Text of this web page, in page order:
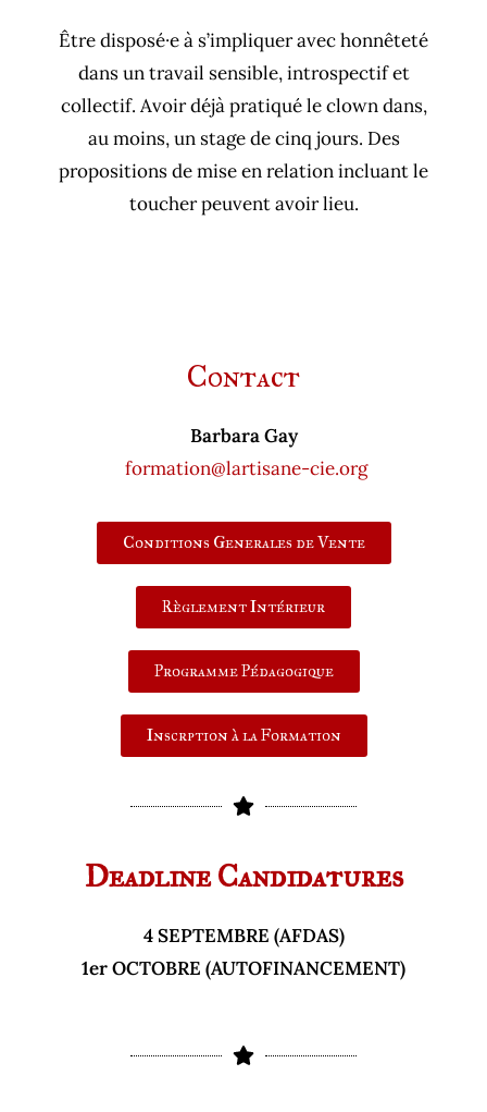
Être disposé·e à s’impliquer avec honnêteté
dans un travail sensible, introspectif et
collectif. Avoir déjà pratiqué le clown dans,
au moins, un stage de cinq jours. Des
propositions de mise en relation incluant le
toucher peuvent avoir lieu.
Contact
Barbara Gay
formation@lartisane-cie.org
Conditions Generales de Vente
Règlement Intérieur
Programme Pédagogique
Inscrption à la Formation
Deadline Candidatures
4 SEPTEMBRE (AFDAS)
1er OCTOBRE (AUTOFINANCEMENT)